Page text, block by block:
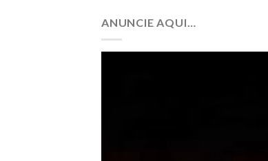
ANUNCIE AQUI…